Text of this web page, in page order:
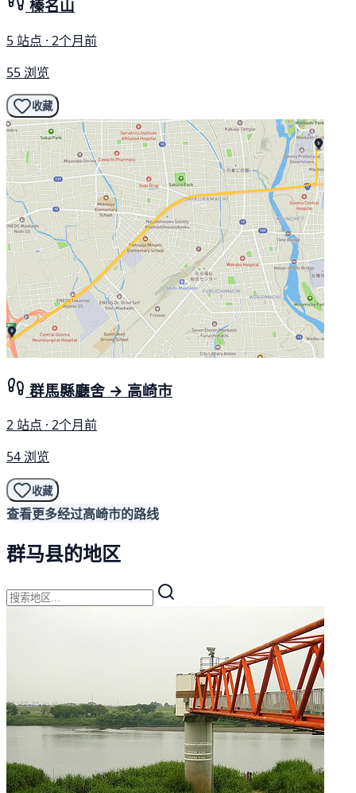
榛名山
5 站点 · 2个月前
55 浏览
收藏
群馬縣廳舍 → 高崎市
2 站点 · 2个月前
54 浏览
收藏
查看更多经过高崎市的路线
群马县的地区